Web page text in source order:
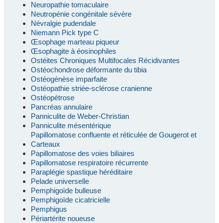
Neuropathie tomaculaire
Neutropénie congénitale sévère
Névralgie pudendale
Niemann Pick type C
Œsophage marteau piqueur
Œsophagite à éosinophiles
Ostéites Chroniques Multifocales Récidivantes
Ostéochondrose déformante du tibia
Ostéogénèse imparfaite
Ostéopathie striée-sclérose cranienne
Ostéopétrose
Pancréas annulaire
Panniculite de Weber-Christian
Panniculite mésentérique
Papillomatose confluente et réticulée de Gougerot et
Carteaux
Papillomatose des voies biliaires
Papillomatose respiratoire récurrente
Paraplégie spastique héréditaire
Pelade universelle
Pemphigoïde bulleuse
Pemphigoïde cicatricielle
Pemphigus
Périartérite noueuse